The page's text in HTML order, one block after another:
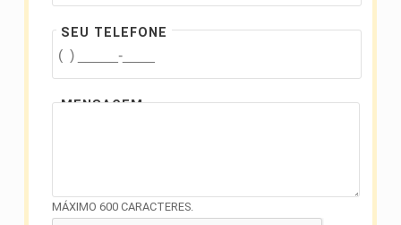
SEU TELEFONE
MENSAGEM
MÁXIMO 600 CARACTERES.